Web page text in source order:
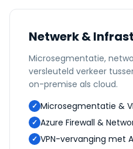
Netwerk &
Microsegmentatie,
versleuteld verkeer
on-premise als cloud.
✓ Microsegmentatie &
✓ Azure Firewall &
✓ VPN-vervanging met